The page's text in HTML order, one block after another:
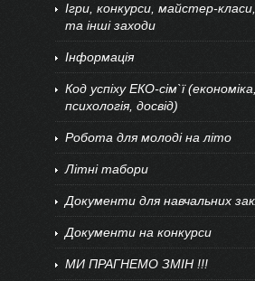
Ігри, конкурси, майстер-
та інші заходи
Інформація
Код успіху ЕКО-сім`ї (економіка,
психологія, досвід)
Робота для молоді на літо
Літні табори
Документи для навчальних
Документи на конкурси
МИ ПРАГНЕМО ЗМІН !!!